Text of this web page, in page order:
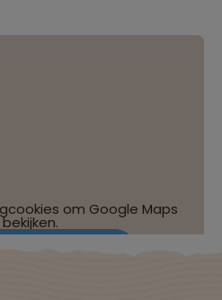
om Google Maps